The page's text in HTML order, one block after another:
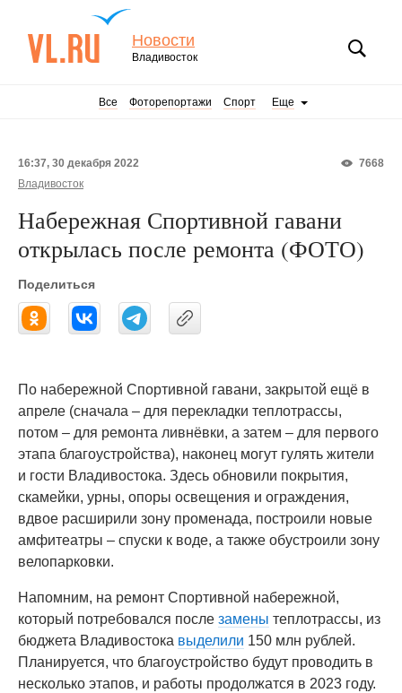
Новости
Владивосток
Все Фоторепортажи Спорт Еще
7668
16:37, 30 декабря 2022
Владивосток
Набережная Спортивной гавани
открылась после ремонта (ФОТО)
Поделиться
По набережной Спортивной гавани, закрытой ещё в
апреле (сначала – для перекладки теплотрассы,
потом – для ремонта ливнёвки, а затем – для первого
этапа благоустройства), наконец могут гулять жители
и гости Владивостока. Здесь обновили покрытия,
скамейки, урны, опоры освещения и ограждения,
вдвое расширили зону променада, построили новые
амфитеатры – спуски к воде, а также обустроили зону
велопарковки.
Напомним, на ремонт Спортивной набережной,
который потребовался после замены теплотрассы, из
бюджета Владивостока выделили 150 млн рублей.
Планируется, что благоустройство будут проводить в
несколько этапов, и работы продолжатся в 2023 году.